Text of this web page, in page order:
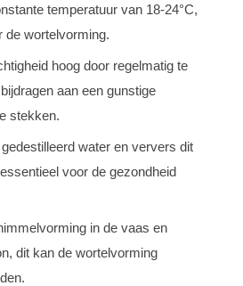
temperatuur van 18-24°C,
de wortelvorming.
hoog door regelmatig te
aan een gunstige
stekken.
water en ververs dit
voor de gezondheid
in de vaas en
dit kan de wortelvorming